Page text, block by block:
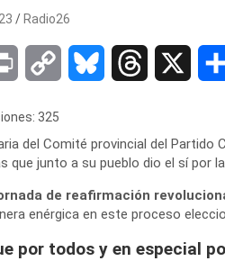
Radio26
n y
L
i
e
k
e
d
325
del Comité provincial del
que junto a su pueblo dio el sí por
de reafirmación
enérgica en este proceso
por todos y en especial